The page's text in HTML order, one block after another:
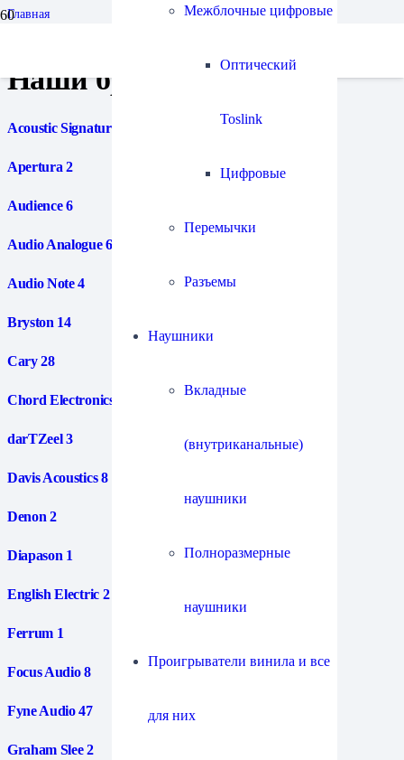
Межблочные цифровые
Оптический
Toslink
Цифровые
Перемычки
Разъемы
Наушники
Вкладные
(внутриканальные)
наушники
Полноразмерные
наушники
Проигрыватели винила и все
для них
Главная
Наши бренды
Acoustic Signature
Apertura2
Audience6
Audio Analogue6
Audio Note4
Bryston 14
Cary28
Chord Electronics
darTZeel3
Davis Acoustics8
Denon2
Diapason 1
English Electric 2
Ferrum 1
Focus Audio8
Fyne Audio47
Graham Slee2